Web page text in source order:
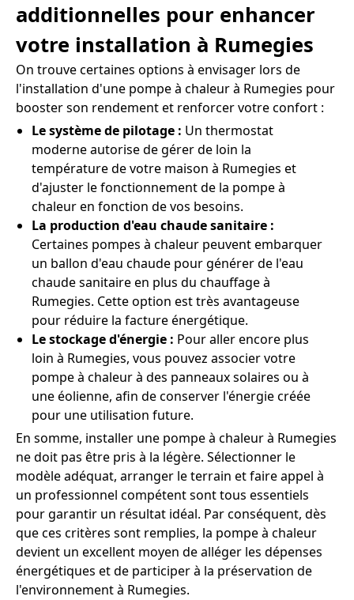
additionnelles pour enhancer
votre installation à Rumegies
On trouve certaines options à envisager lors de
l'installation d'une pompe à chaleur à Rumegies pour
booster son rendement et renforcer votre confort :
Le système de pilotage : Un thermostat
moderne autorise de gérer de loin la
température de votre maison à Rumegies et
d'ajuster le fonctionnement de la pompe à
chaleur en fonction de vos besoins.
La production d'eau chaude sanitaire :
Certaines pompes à chaleur peuvent embarquer
un ballon d'eau chaude pour générer de l'eau
chaude sanitaire en plus du chauffage à
Rumegies. Cette option est très avantageuse
pour réduire la facture énergétique.
Le stockage d'énergie : Pour aller encore plus
loin à Rumegies, vous pouvez associer votre
pompe à chaleur à des panneaux solaires ou à
une éolienne, afin de conserver l'énergie créée
pour une utilisation future.
En somme, installer une pompe à chaleur à Rumegies
ne doit pas être pris à la légère. Sélectionner le
modèle adéquat, arranger le terrain et faire appel à
un professionnel compétent sont tous essentiels
pour garantir un résultat idéal. Par conséquent, dès
que ces critères sont remplies, la pompe à chaleur
devient un excellent moyen de alléger les dépenses
énergétiques et de participer à la préservation de
l'environnement à Rumegies.